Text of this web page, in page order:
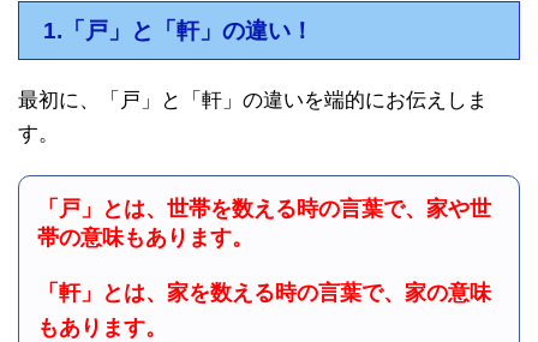
1.「戸」と「軒」の違い！
最初に、「戸」と「軒」の違いを端的にお伝えしま
す。
「戸」とは、世帯を数える時の言葉で、家や世
帯の意味もあります。
「軒」とは、家を数える時の言葉で、家の意味
もあります。